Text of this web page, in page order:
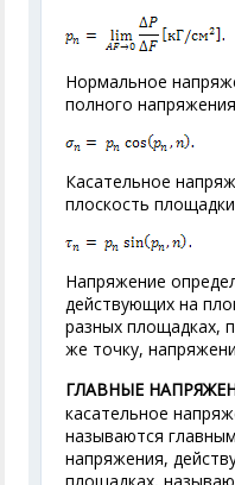
Нормальное
полного
Касательное
плоскость
Напряжение
действующих на
разных площадках,
же точку,
ГЛАВНЫЕ
касательное
называются
напряжения,